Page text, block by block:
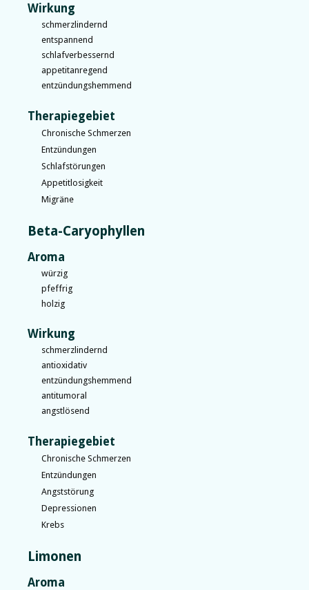
Wirkung
schmerzlindernd
entspannend
schlafverbessernd
appetitanregend
entzündungshemmend
Therapiegebiet
Chronische Schmerzen
Entzündungen
Schlafstörungen
Appetitlosigkeit
Migräne
Beta-Caryophyllen
Aroma
würzig
pfeffrig
holzig
Wirkung
schmerzlindernd
antioxidativ
entzündungshemmend
antitumoral
angstlösend
Therapiegebiet
Chronische Schmerzen
Entzündungen
Angststörung
Depressionen
Krebs
Limonen
Aroma